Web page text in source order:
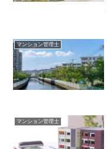
マンション管理士
マンション管理士